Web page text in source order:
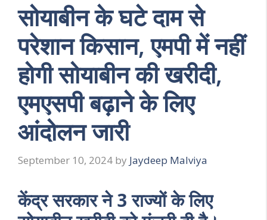
सोयाबीन के घटे दाम से
परेशान किसान, एमपी में नहीं
होगी सोयाबीन की खरीदी,
एमएसपी बढ़ाने के लिए
आंदोलन जारी
September 10, 2024 by Jaydeep Malviya
केंद्र सरकार ने 3 राज्यों के लिए